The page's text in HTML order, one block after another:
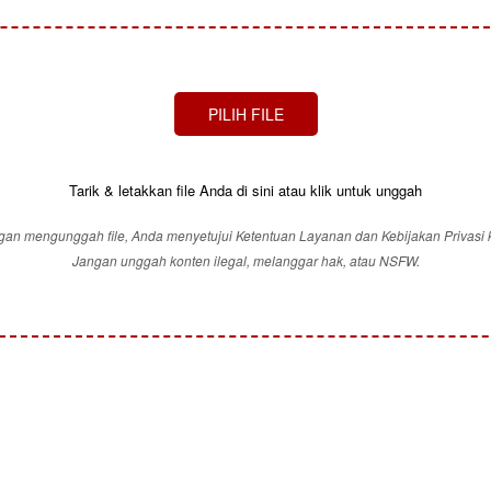
PILIH FILE
Tarik & letakkan file Anda di sini atau klik untuk unggah
mengunggah file, Anda menyetujui Ketentuan Layanan dan Kebijakan Privasi
Jangan unggah konten ilegal, melanggar hak, atau NSFW.